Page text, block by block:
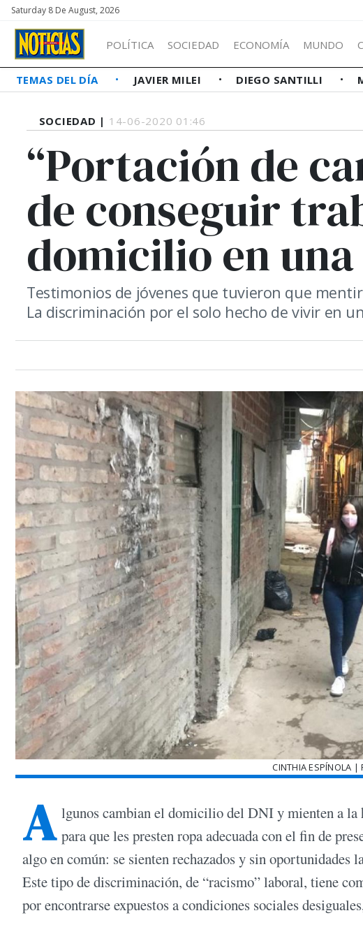
Saturday 8 De August, 2026
POLÍTICA SOCIEDAD ECONOMÍA MUNDO
TEMAS DEL DÍA JAVIER MILEI DIEGO SANTILLI
SOCIEDAD | 14-06-2020 01:46
“Portación de
de conseguir
domicilio en
Testimonios de jóvenes que tuvieron que
La discriminación por el solo hecho de vivir en
CINTHIA ESPÍNOLA |
A lgunos cambian el domicilio del DNI y mienten a la
para que les presten ropa adecuada con el fin de
algo en común: se sienten rechazados y sin
Este tipo de discriminación, de “racismo” laboral, tiene
por encontrarse expuestos a condiciones sociales